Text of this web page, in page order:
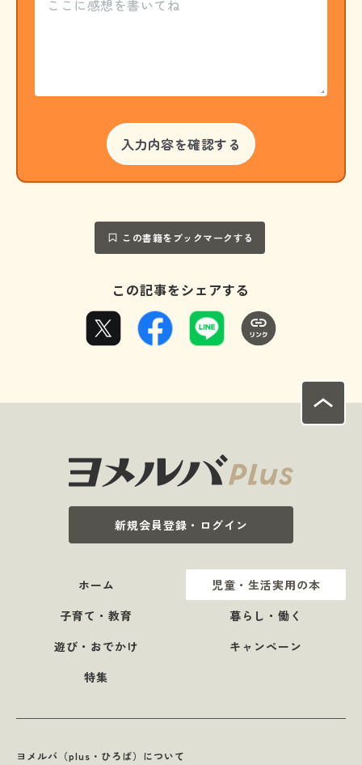
この書籍をブックマークする
この記事をシェアする
新規会員登録・ログイン
ホーム
児童・生活実用の本
子育て・教育
暮らし・働く
遊び・おでかけ
キャンペーン
特集
ヨメルバ（plus・ひろば）について